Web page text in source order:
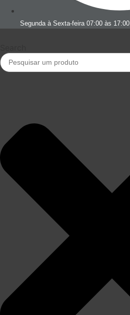
Segunda à Sexta-feira 07:00 às 17:00